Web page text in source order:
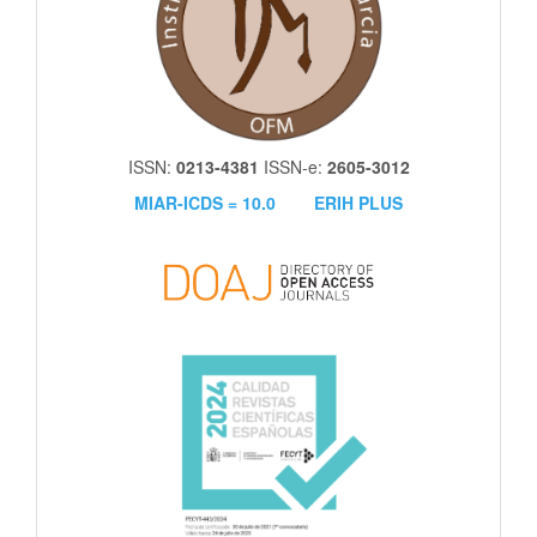
ISSN: 0213-4381 ISSN-e: 2605-3012
MIAR-ICDS = 10.0
ERIH PLUS